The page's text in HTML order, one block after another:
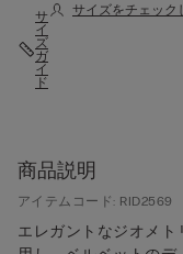
サ
イ
ズ
ガ
イ
ド
サイズをチェック
商品説明
アイテムコード: RID2569
エレガントなジオメ